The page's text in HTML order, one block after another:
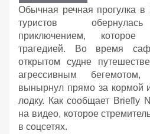
Обычная речная прогулка в
туристов
приключением, которое
трагедией. Во время
открытом судне
агрессивным
вынырнул прямо за кормой
лодку. Как сообщает Briefly
на видео, которое
в соцсетях.